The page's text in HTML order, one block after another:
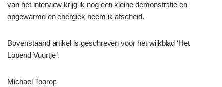
van het interview krijg ik nog een kleine demonstratie en
opgewarmd en energiek neem ik afscheid.
Bovenstaand artikel is geschreven voor het wijkblad ‘Het
Lopend Vuurtje”.
Michael Toorop